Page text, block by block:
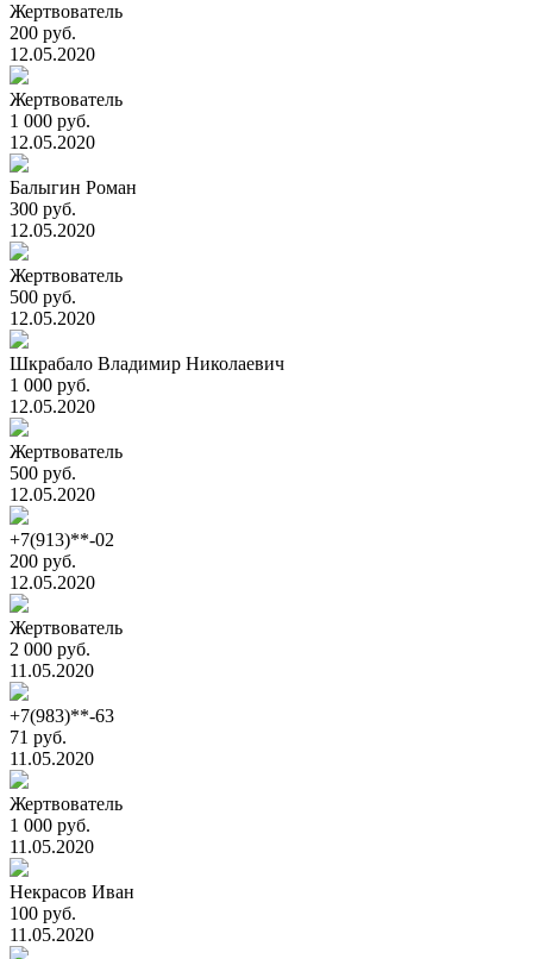
Жертвователь
200 руб.
12.05.2020
Жертвователь
1 000 руб.
12.05.2020
Балыгин Роман
300 руб.
12.05.2020
Жертвователь
500 руб.
12.05.2020
Шкрабало Владимир Николаевич
1 000 руб.
12.05.2020
Жертвователь
500 руб.
12.05.2020
+7(913)**-02
200 руб.
12.05.2020
Жертвователь
2 000 руб.
11.05.2020
+7(983)**-63
71 руб.
11.05.2020
Жертвователь
1 000 руб.
11.05.2020
Некрасов Иван
100 руб.
11.05.2020